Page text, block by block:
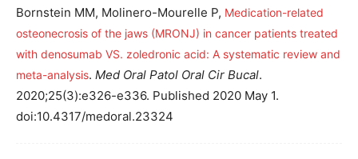
Bornstein MM, Molinero-Mourelle P, Medication-related
osteonecrosis of the jaws (MRONJ) in cancer patients treated
with denosumab VS. zoledronic acid: A systematic review and
meta-analysis. Med Oral Patol Oral Cir Bucal.
2020;25(3):e326-e336. Published 2020 May 1.
doi:10.4317/medoral.23324